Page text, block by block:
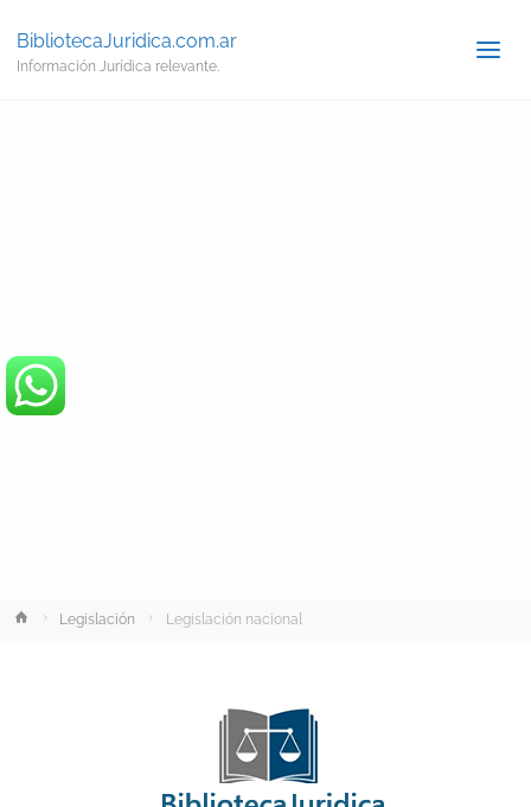
BibliotecaJuridica.com.ar
Información Jurídica relevante.
InicioLegislación Legislación nacional